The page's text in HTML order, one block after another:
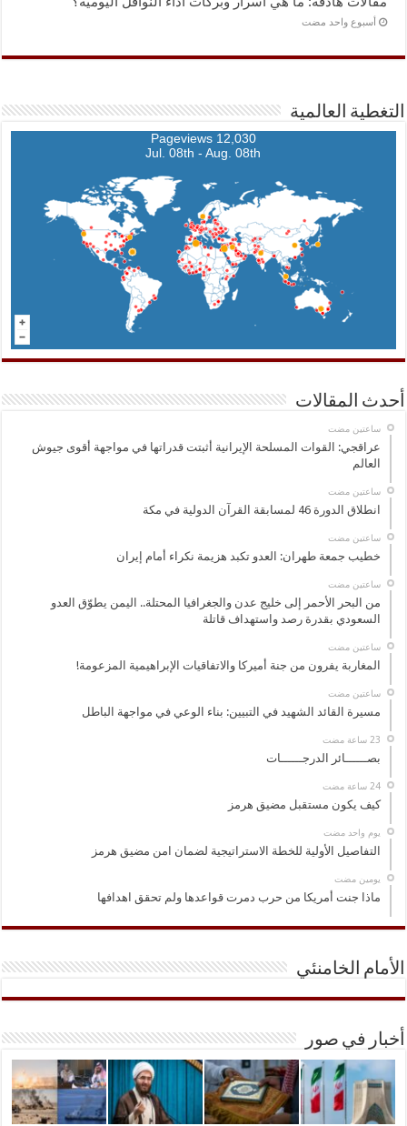
‏أسبوع واحد مضت
التغطية العالمية
12,030 Pageviews
Jul. 08th - Aug. 08th
أحدث المقالات
‏ساعتين مضت
عراقجي: القوات المسلحة الإيرانية أثبتت قدراتها في مواجهة أقوى جيوش
العالم
‏ساعتين مضت
انطلاق الدورة 46 لمسابقة القرآن الدولية في مكة
‏ساعتين مضت
خطيب جمعة طهران: العدو تكبد هزيمة نكراء أمام إيران
‏ساعتين مضت
من البحر الأحمر إلى خليج عدن والجغرافيا المحتلة.. اليمن يطوّق العدو
السعودي بقدرة رصد واستهداف قاتلة
‏ساعتين مضت
المغاربة يفرون من جنة أميركا والاتفاقيات الإبراهيمية المزعومة!
‏ساعتين مضت
مسيرة القائد الشهيد في التبيين: بناء الوعي في مواجهة الباطل
بصــــــائر الدرجــــــات
‏24 ساعة مضت
كيف يكون مستقبل مضيق هرمز
‏يوم واحد مضت
التفاصيل الأولية للخطة الاستراتيجية لضمان امن مضيق هرمز
‏يومين مضت
ماذا جنت أمريكا من حرب دمرت قواعدها ولم تحقق اهدافها
الأمام الخامنئي
أخبار في صور